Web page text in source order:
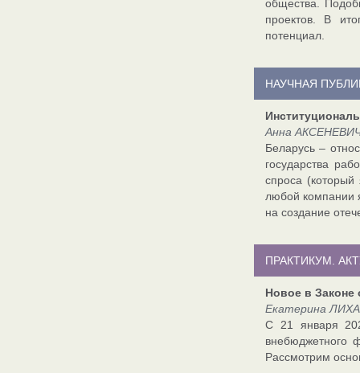
общества.
проектов. В
потенциал.
НАУЧНАЯ
Анна
Беларусь –
государства
спроса
любой компании
на создание
ПРАКТИКУМ.
Новое в
Екатерина
С 21 января
внебюджетного
Рассмотрим